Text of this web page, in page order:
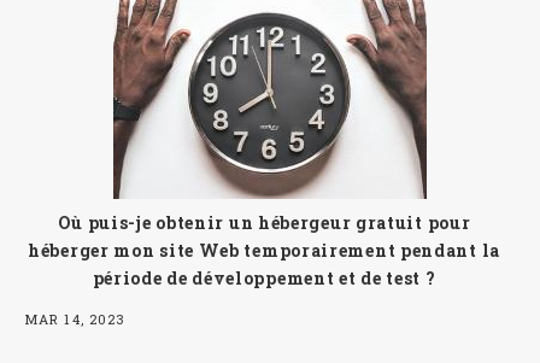
Où puis-je obtenir un hébergeur gratuit pour
héberger mon site Web temporairement pendant la
période de développement et de test ?
MAR 14, 2023